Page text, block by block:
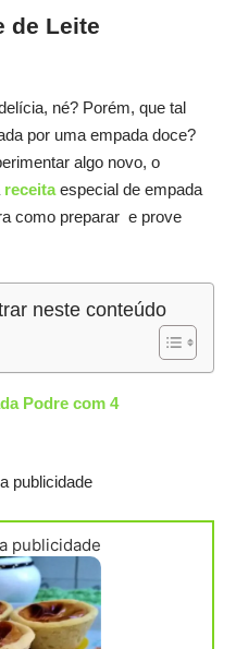
de Leite
né? Porém, que tal
por uma empada doce?
algo novo, o
receitaespecial de empada
como preparar e prove
neste conteúdo
Podre com 4
publicidade
publicidade